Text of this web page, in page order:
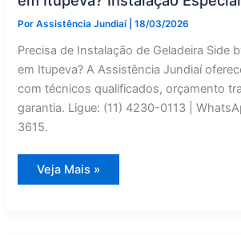
PorAssistência Jundiaí |18/03/2026
Precisa de Instalação de Geladeira Side
em Itupeva? A Assistência Jundiaí
com técnicos qualificados, orçamento
garantia. Ligue: (11) 4230-0113 |
3615.
Geladeira
Side
Veja Mais »